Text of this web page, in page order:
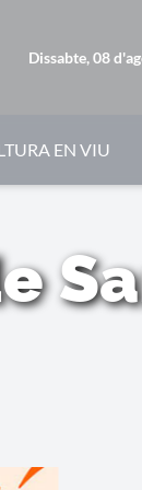
Dissabte, 08
EN VIU